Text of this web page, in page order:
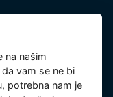
podataka
na našim
vam se ne bi
potrebna nam je